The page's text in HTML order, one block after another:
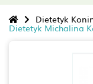
Dietetyk
Dietetyk Michalina